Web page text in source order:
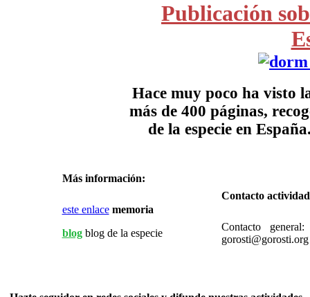
Publicación
Hace muy poco ha visto
más de 400 páginas,
de la especie en
Más información:
este enlacememoria
blogblog de la especie
Contacto
Contacto
gorosti@gorosti.org